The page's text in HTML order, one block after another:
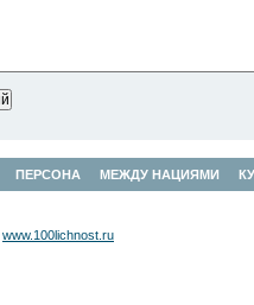
ПЕРСОНА МЕЖДУ НАЦИЯМИ
www.100lichnost.ru